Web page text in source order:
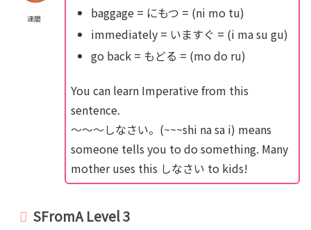
達磨
baggage = にもつ = (ni mo tu)
immediately = いますぐ = (i ma su gu)
go back = もどる = (mo do ru)
You can learn Imperative from this
sentence.
〜〜〜しなさい。(~~~shi na sa i) means
someone tells you to do something. Many
mother uses this しなさい to kids!
SFromA Level 3